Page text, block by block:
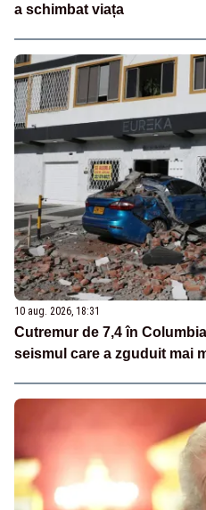
a schimbat viața
10 aug. 2026, 18:31
Cutremur de 7,4 în
seismul care a zguduit mai